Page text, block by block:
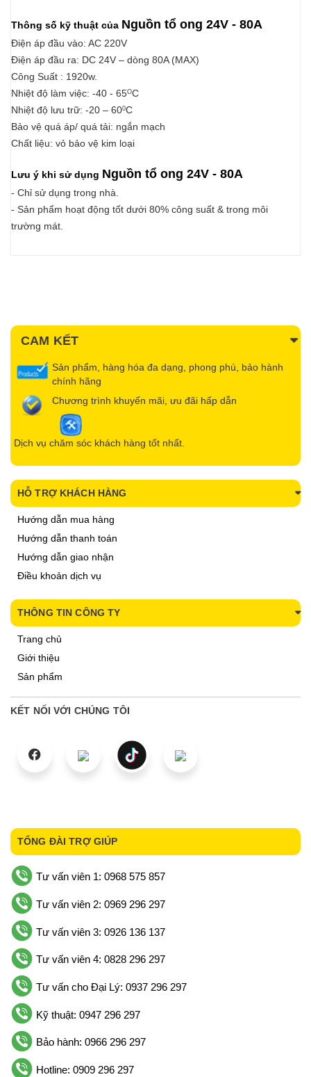
Thông số kỹ thuật của Nguồn tổ ong 24V - 80A
Điện áp đầu vào: AC 220V
Điện áp đầu ra: DC 24V – dòng 80A (MAX)
Công Suất : 1920w.
Nhiệt độ làm việc: -40 - 65OC
Nhiệt độ lưu trữ: -20 – 600C
Bảo vệ quá áp/ quá tải: ngắn mạch
Chất liệu: vỏ bảo vệ kim loại
Lưu ý khi sử dụng Nguồn tổ ong 24V - 80A
- Chỉ sử dụng trong nhà.
- Sản phẩm hoạt động tốt dưới 80% công suất & trong môi
trường mát.
CAM KẾT
Sản phẩm, hàng hóa đa dạng, phong phú, bảo hành
chính hãng
Chương trình khuyến mãi, ưu đãi hấp dẫn
Dịch vụ chăm sóc khách hàng tốt nhất.
HỖ TRỢ KHÁCH HÀNG
Hướng dẫn mua hàng
Hướng dẫn thanh toán
Hướng dẫn giao nhận
Điều khoản dịch vụ
THÔNG TIN CÔNG TY
Trang chủ
Giới thiệu
Sản phẩm
KẾT NỐI VỚI CHÚNG TÔI
TỔNG ĐÀI TRỢ GIÚP
Tư vấn viên 1: 0968 575 857
Tư vấn viên 2: 0969 296 297
Tư vấn viên 3: 0926 136 137
Tư vấn viên 4: 0828 296 297
Tư vấn cho Đại Lý: 0937 296 297
Kỹ thuật: 0947 296 297
Bảo hành: 0966 296 297
Hotline: 0909 296 297